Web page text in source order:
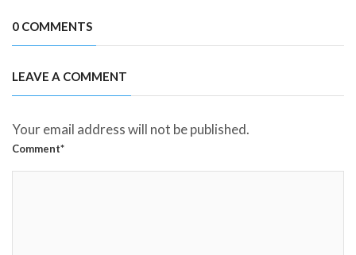
0 COMMENTS
LEAVE A COMMENT
Your email address will not be published.
Comment*